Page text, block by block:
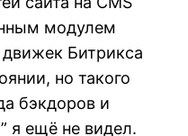
модулем
Битрикса
но такого
бэкдоров и
я ещё не видел.